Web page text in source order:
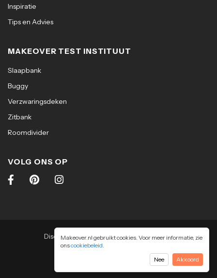
Makeover.nl gebruikt cookies. Voor meer informatie, zie
onscookiebeleid.
Nee
Akkoord
Inspiratie
Tips en Advies
MAKEOVER TEST INSTITUUT
Slaapbank
Buggy
Verzwaringsdeken
Zitbank
Roomdivider
VOLG ONS OP
Disclaimer | Algemene voorwaarden |
Privacy & cookiebeleid